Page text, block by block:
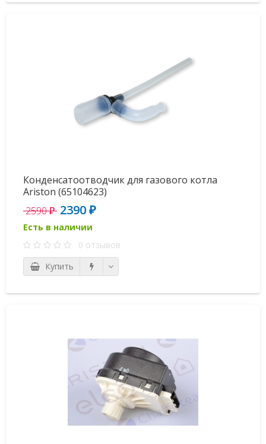
Конденсатоотводчик для газового котла
Ariston (65104623)
2590 ₽ 2390 ₽
Есть в наличии
0 отзывов
Купить